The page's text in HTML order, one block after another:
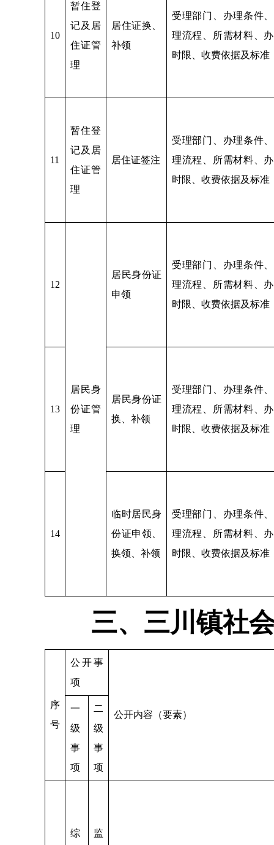
10
暂住登
记及居
住证管
理
居住证换、
补领
受理部门、办理条件
理流程、所需材料、
时限、收费依据及标准
11
暂住登
记及居
住证管
理
居住证签注
受理部门、办理条件
理流程、所需材料、
时限、收费依据及标准
12
居民身
份证管
理
居民身份证
申领
受理部门、办理条件
理流程、所需材料、
时限、收费依据及标准
13
居民身份证
换、补领
受理部门、办理条件
理流程、所需材料、
时限、收费依据及标准
14
临时居民身
份证申领、
换领、补领
受理部门、办理条件
理流程、所需材料、
时限、收费依据及标准
三、三川镇社
序
号
公开事
项
公开内容（要素）
一
级
事
项
二
级
事
项
综 监